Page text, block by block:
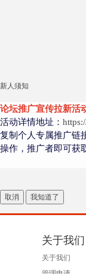
新人须知
论坛推广宣传拉新活
活动详情地址：
复制个人专属推广链
操作，推广者即可获
取消 我知道了
关于我们
关于我们